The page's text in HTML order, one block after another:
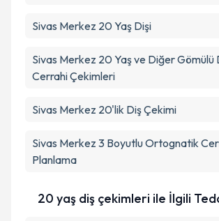
Sivas Merkez 20 Yaş Dişi
Sivas Merkez 20 Yaş ve Diğer Gömülü
Cerrahi Çekimleri
Sivas Merkez 20'lik Diş Çekimi
Sivas Merkez 3 Boyutlu Ortognatik
Planlama
20 yaş diş çekimleri ile İlgili